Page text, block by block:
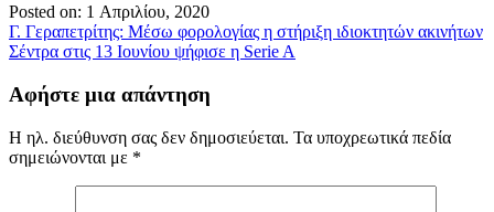
Posted on: 1 Απριλίου, 2020
Πλοήγηση
άρθρων
Γ. Γεραπετρίτης: Μέσω φορολογίας η στήριξη ιδιοκτητών ακινήτων
Σέντρα στις 13 Ιουνίου ψήφισε η Serie A
Αφήστε μια απάντηση
Η ηλ. διεύθυνση σας δεν δημοσιεύεται. Τα υποχρεωτικά πεδία
σημειώνονται με *